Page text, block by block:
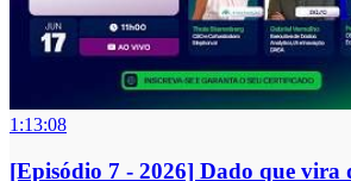
1:13:08
[Episódio 7 - 2026] Dado que vira